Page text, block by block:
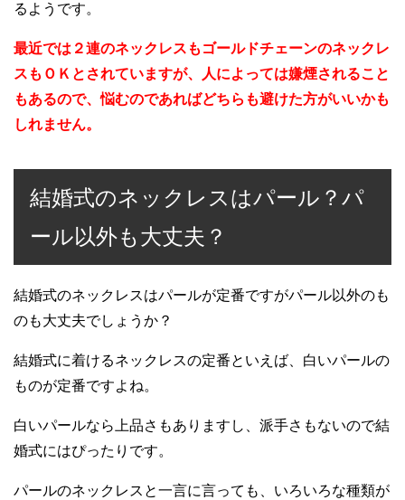
るようです。
最近では２連のネックレスもゴールドチェーンのネックレ
スもＯＫとされていますが、人によっては嫌煙されること
もあるので、悩むのであればどちらも避けた方がいいかも
しれません。
結婚式のネックレスはパール？パ
ール以外も大丈夫？
結婚式のネックレスはパールが定番ですがパール以外のも
のも大丈夫でしょうか？
結婚式に着けるネックレスの定番といえば、白いパールの
ものが定番ですよね。
白いパールなら上品さもありますし、派手さもないので結
婚式にはぴったりです。
パールのネックレスと一言に言っても、いろいろな種類が